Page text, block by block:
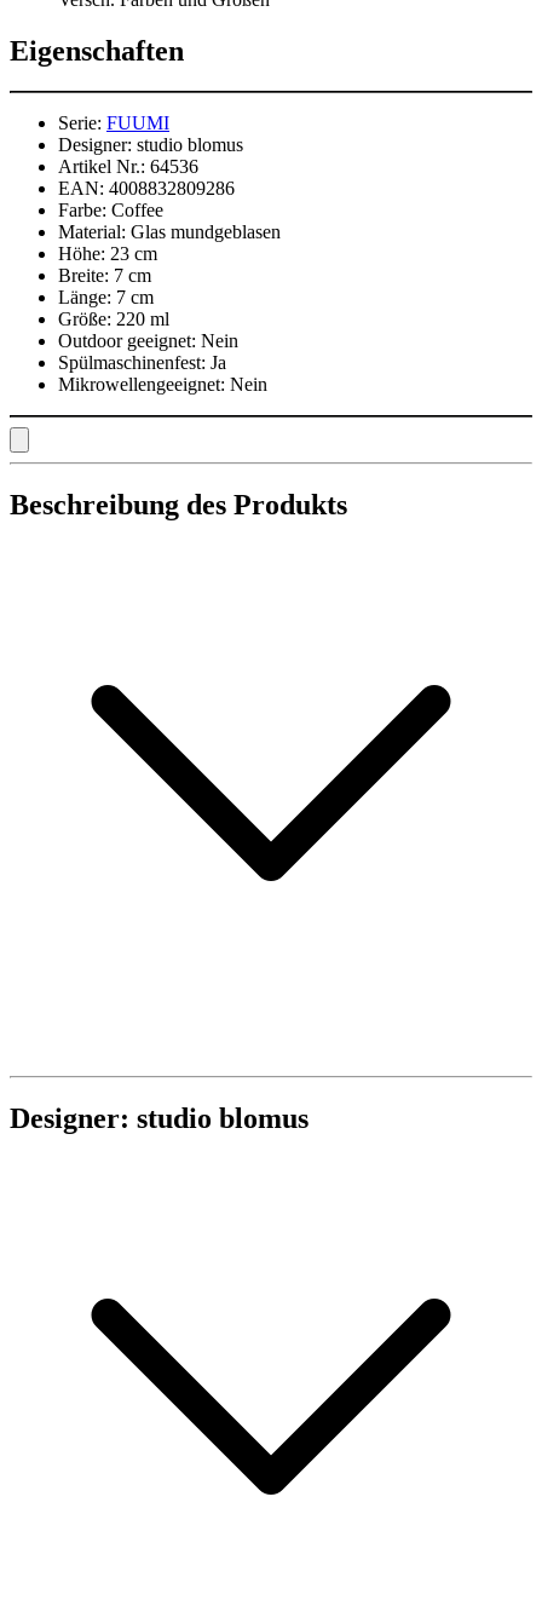
Eigenschaften
Serie: FUUMI
Designer: studio blomus
Artikel Nr.: 64536
EAN: 4008832809286
Farbe: Coffee
Material: Glas mundgeblasen
Höhe: 23 cm
Breite: 7 cm
Länge: 7 cm
Größe: 220 ml
Outdoor geeignet: Nein
Spülmaschinenfest: Ja
Mikrowellengeeignet: Nein
Beschreibung des Produkts
Designer: studio blomus